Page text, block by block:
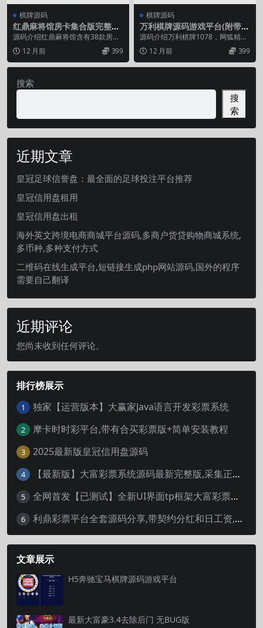
棋牌源码
红鼎麻将馆房卡集合版完整源
码
源码介绍红鼎麻将馆含有38款房卡
游戏，支持手机微信、帐号、游客
登陆，平台游戏分别...
12 月前 399
棋牌源码
万利棋牌源码游戏平台(附带全
民代理)
源码介绍万利棋牌1078，网狐精华
版二次开发，真钱游戏，附带全民
代理网站截图下载...
12 月前 399
搜索
搜
索
近期文章
皇冠足球信誉盘：最全面的足球投注平台推荐
皇冠信用盘租用
皇冠信用盘出租
海外英文跨境电商商城平台源码,多商户货贷购物商城系统,
多币种,多种支付方式
二维码在线生成平台,短链接生成php网站源码,国外的程序
需要自己翻译
近期评论
您尚未收到任何评论。
排行榜展示
1 独家【运营版本】大赢家Java语言开发彩票系统
2 摩卡时时彩平台,带有合买彩票版+简单安装教程
3 2025最新版皇冠信用盘源码
4 【最新版】大富彩票系统源码最新完整版,采集正常,修复已知问题
5 全网首发【已测试】全新UI界面tp框架大富彩票系统二次开发完整版系统开奖采集正常
6 利鼎彩票平台全套源码分享,带契约分红和日工资,完整版视频搭建教程
文章展示
H5奔驰宝马棋牌源码游戏平台
最新大富豪3.4去除后门 无BUG版